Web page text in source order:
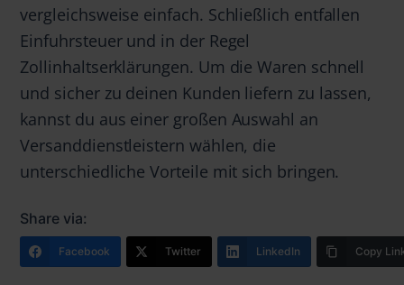
vergleichsweise einfach. Schließlich entfallen
Einfuhrsteuer und in der Regel
Zollinhaltserklärungen. Um die Waren schnell
und sicher zu deinen Kunden liefern zu lassen,
kannst du aus einer großen Auswahl an
Versanddienstleistern wählen, die
unterschiedliche Vorteile mit sich bringen.
Share via:
Facebook Twitter LinkedIn Copy